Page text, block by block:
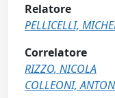
Relatore
PELLICELLI,
Correlatore
RIZZO, NICOLA
COLLEONI,